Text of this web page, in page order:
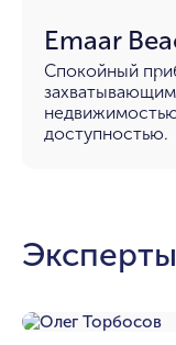
Emaar
Спокойный
доступностью.